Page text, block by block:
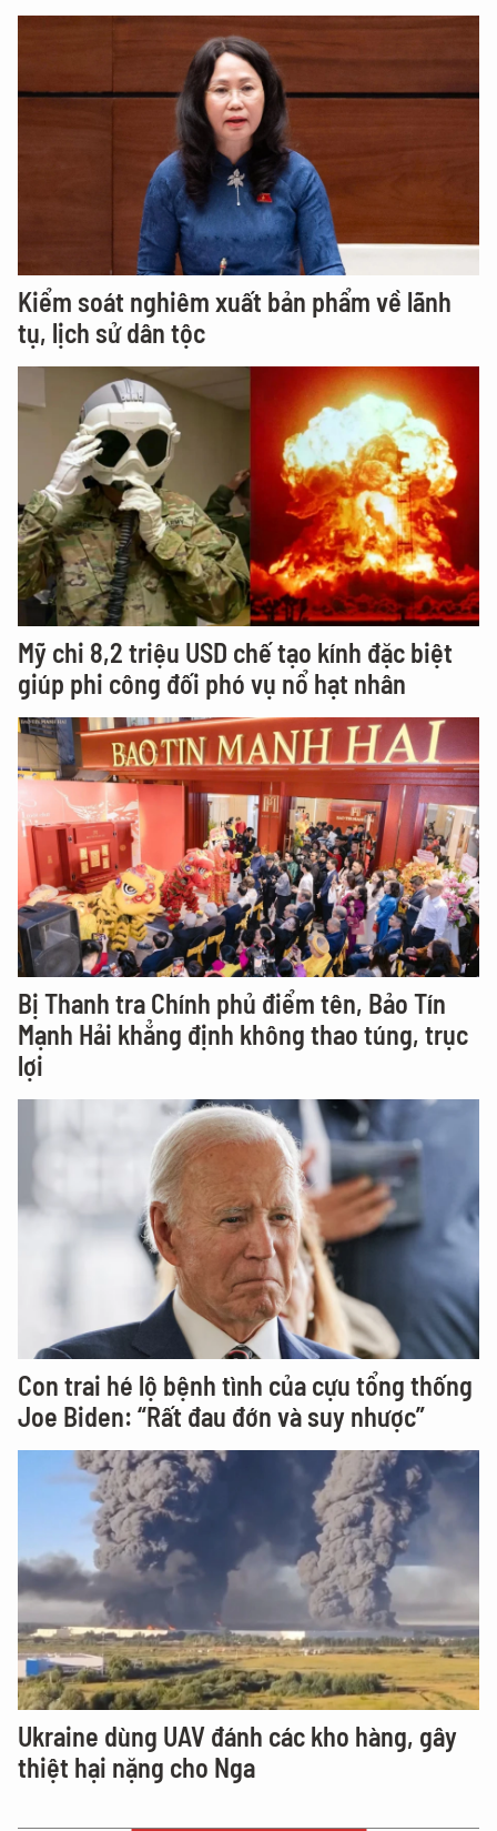
Kiểm soát nghiêm xuất bản phẩm về lãnh
tụ, lịch sử dân tộc
Mỹ chi 8,2 triệu USD chế tạo kính đặc biệt
giúp phi công đối phó vụ nổ hạt nhân
Bị Thanh tra Chính phủ điểm tên, Bảo Tín
Mạnh Hải khẳng định không thao túng, trục
lợi
Con trai hé lộ bệnh tình của cựu tổng thống
Joe Biden: “Rất đau đớn và suy nhược”
Ukraine dùng UAV đánh các kho hàng, gây
thiệt hại nặng cho Nga